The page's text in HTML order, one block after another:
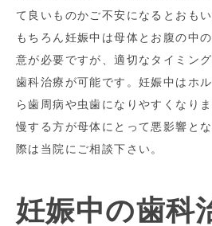
て良いものかご不安になるとおもい
もちろん妊娠中は母体とお腹の中
意が必要ですが、適切なタイミン
歯科治療が可能です。妊娠中はホ
ら歯周病や虫歯になりやすくなり
慢する方が母体にとって悪影響と
際は当院にご相談下さい。
妊娠中の歯科